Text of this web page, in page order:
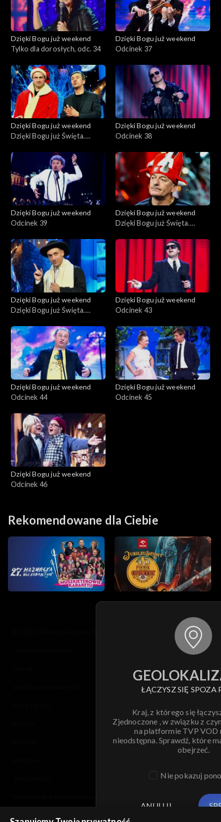
Dzięki Bogu już weekend
Tylko dla dorosłych, odc. 34
Dzięki Bogu już weekend
Odcinek 37
Dzięki Bogu już weekend
Dzięki Bogu już Święta.
Dzięki Bogu już weekend
Odcinek 38
Dzięki Bogu już weekend
Odcinek 39
Dzięki Bogu już weekend
Dzięki Bogu już Święta.
Dzięki Bogu już weekend
Dzięki Bogu już Święta.
Dzięki Bogu już weekend
Odcinek 43
Dzięki Bogu już weekend
Odcinek 44
Dzięki Bogu już weekend
Odcinek 45
Dzięki Bogu już weekend
Odcinek 46
Rekomendowane dla Ciebie
ŁĄCZYSZ SIĘ SPOZA
Kraj, z którego się
Zjednoczone , w związku z
na platformie TVP VOD
nieodstępna. Sprawdź, które
obejrzeć.
Nie pokazuj
ANULUJ